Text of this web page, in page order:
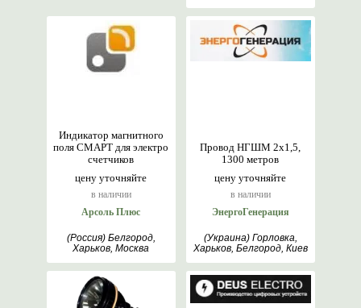
цену уточняйте
в наличии
Индикатор магнитного
поля СМАРТ для электро
счетчиков
Арсоль Плюс
(Россия) Белгород,
Харьков, Москва
цену уточняйте
в наличии
Провод НГШМ 2х1,5,
1300 метров
ЭнергоГенерация
(Украина) Горловка,
Харьков, Белгород, Киев